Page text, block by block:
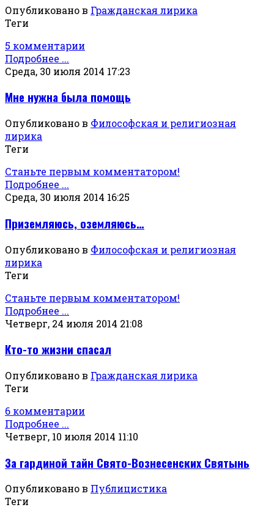
Опубликовано в Гражданская лирика
Теги
5 комментарии
Подробнее ...
Среда, 30 июля 2014 17:23
Мне нужна была помощь
Опубликовано в Философская и религиозная
лирика
Теги
Станьте первым комментатором!
Подробнее ...
Среда, 30 июля 2014 16:25
Приземляюсь, оземляюсь…
Опубликовано в Философская и религиозная
лирика
Теги
Станьте первым комментатором!
Подробнее ...
Четверг, 24 июля 2014 21:08
Кто-то жизни спасал
Опубликовано в Гражданская лирика
Теги
6 комментарии
Подробнее ...
Четверг, 10 июля 2014 11:10
За гардиной тайн Свято-Вознесенских Святынь
Опубликовано в Публицистика
Теги